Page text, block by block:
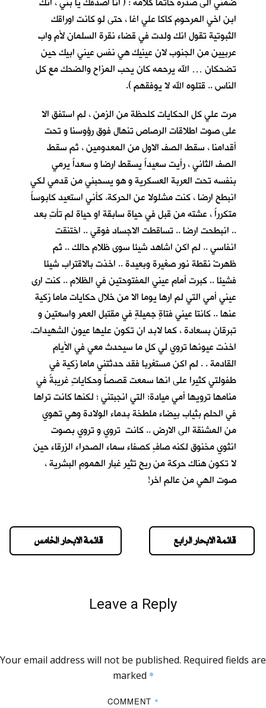
ابن اخي المرحوم كاكا علي اغا ، حتى لو كانت اوراقك
الثبوتية تقول انك ولدت في قضاء نقرة السلمان لأم واب
عربيين من الجنوب لان عينيك هي نفس عيني ابيك حين
تضحكان … الله يرحمه كان يحب المزاح والضحك مع كل
الناس .. قتلوه الله لا يوفقهم ).
مرت علي كل الحكايات كلحظة من الزمن ، لم استفق الا
على صوت اطلاقات الرصاص تنهال فوق رؤوسنا و تحت
أقدامنا ، سقط الصف الاول من المعدومين ، ثم سقط
الصف الثاني ، رأيت سعيداً يسقط ارضا و سعداً يرمي
بنفسه تحت العربة العسكرية و هو يسحبني من قدمي لكي
انبطح ارضا ، كنت مشلولا عن الحركة. كأني استعيد كابوساً
متكرراً ، عشته من قبل في حياة سابقة او حياة لم تأتِ بعد
.. انبطحت ارضا .. تساقطت الاجساد فوقي .. اختنقت
انفاسي .. لم اكن اشاهد شيئا سوى ظلام حالك .. ثم
ظهرتْ نقطة نور صغيرة وبعيدة .. اخذت بالاقتراب شيئا
فشيئا .. كبرت أمام عيني المفتوحتين في الظلام .. كنت ارى
عيني أمي التي لم ارها يوما الا من خلال حكايات ماما زكية
عنها .. كانتا عيني فتاةٍ جميلةٍ في مقتبل العمر واسعتين و
تبرقان بسعادة ، كما لابد ان تكون عليها عيون الشهيدات.
اخذت عيونها تروي لي كل ما سيحدث معي في الأيام
القادمة . . لم اكن مستغربا فقد حدثتني ماما زكية في
طفولتي كثيرا على انها سمعت قصصاً وحكاياتٍ غريبةً في
منامها ترويها أمي ميادة؛ التي انجبتني ؛ لكنها كانت تراها
في الحلم بثياب بيضاء ملطخة بدماء الولادة وهي تهوي
من المشنقة الى الارض .. كانت تروي و تروي بصوت
انثوي مخنوق لكنه صافٍ كصفاء سماء الصحراء الزرقاء حين
لا تكون هناك حركة من ريح تثير غبار الهموم البشرية ،
صوت الهي من عالم اخر!
قائمة الابحار الخامس قائمة الابحار الرابع
Leave a Reply
Your email address will not be published. Required fields are
marked *
COMMENT *